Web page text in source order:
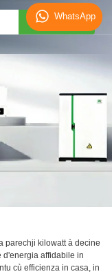
WhatsApp
Search
parechji kilowatt à decine
d'energia affidabile in
cù efficienza in casa, in